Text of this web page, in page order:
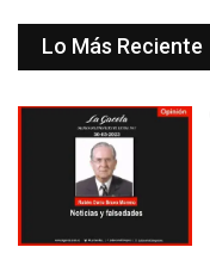
Lo Más Reciente